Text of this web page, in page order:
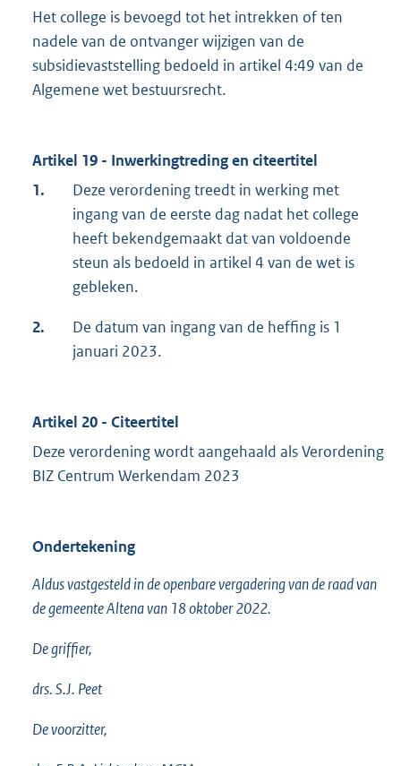
Het college is bevoegd tot het intrekken of ten
nadele van de ontvanger wijzigen van de
subsidievaststelling bedoeld in artikel 4:49 van de
Algemene wet bestuursrecht.
Artikel 19 - Inwerkingtreding en citeertitel
1.
Deze verordening treedt in werking met
ingang van de eerste dag nadat het college
heeft bekendgemaakt dat van voldoende
steun als bedoeld in artikel 4 van de wet is
gebleken.
2.
De datum van ingang van de heffing is 1
januari 2023.
Artikel 20 - Citeertitel
Deze verordening wordt aangehaald als Verordening
BIZ Centrum Werkendam 2023
Ondertekening
Aldus vastgesteld in de openbare vergadering van de raad van
de gemeente Altena van 18 oktober 2022.
De griffier,
drs. S.J. Peet
De voorzitter,